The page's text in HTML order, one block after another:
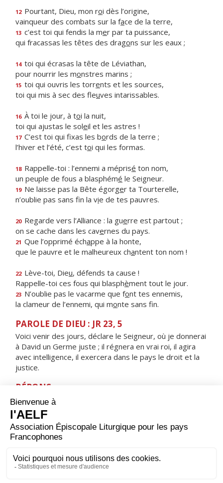
12 Pourtant, Dieu, mon roi dès l’origine,
vainqueur des combats sur la face de la terre,
13 c’est toi qui fendis la mer par ta puissance,
qui fracassas les têtes des dragons sur les eaux ;
14 toi qui écrasas la tête de Léviathan,
pour nourrir les monstres marins ;
15 toi qui ouvris les torrents et les sources,
toi qui mis à sec des fleuves intarissables.
16 À toi le jour, à toi la nuit,
toi qui ajustas le soleil et les astres !
17 C’est toi qui fixas les bords de la terre ;
l’hiver et l’été, c’est toi qui les formas.
18 Rappelle-toi : l’ennemi a méprisé ton nom,
un peuple de fous a blasphémé le Seigneur.
19 Ne laisse pas la Bête égorger ta Tourterelle,
n’oublie pas sans fin la vie de tes pauvres.
20 Regarde vers l’Alliance : la guerre est partout ;
on se cache dans les cavernes du pays.
21 Que l’opprimé échappe à la honte,
que le pauvre et le malheureux chantent ton nom !
22 Lève-toi, Dieu, défends ta cause !
Rappelle-toi ces fous qui blasphèment tout le jour.
23 N’oublie pas le vacarme que font tes ennemis,
la clameur de l’ennemi, qui monte sans fin.
PAROLE DE DIEU : JR 23, 5
Voici venir des jours, déclare le Seigneur, où je donnerai
à David un Germe juste ; il régnera en vrai roi, il agira
avec intelligence, il exercera dans le pays le droit et la
justice.
RÉPONS
V/ Les nations craindront le nom du Seigneur,
et tous les rois de la terre, sa gloire.
ORAISON
Dieu qui as fait de nous une créature nouvelle dans ton
tandis que nous attendons sa venue, préserve-nous de